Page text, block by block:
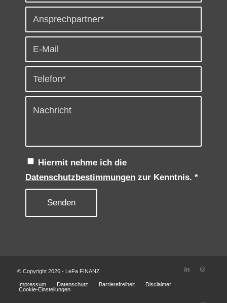
Hiermit nehme ich die
Datenschutzbestimmungen zur Kenntnis. *
© Copyright 2026 - LeFa FINANZ
Impressum Datenschutz Barrierefreiheit
Disclaimer
Cookie-Einstellungen